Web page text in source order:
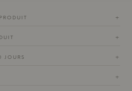
+
+
JOURS +
+